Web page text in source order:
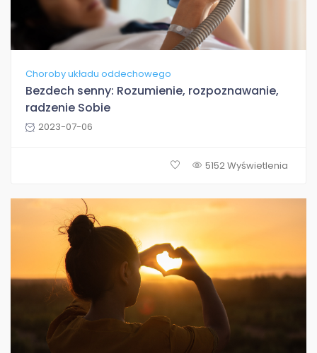
Choroby układu oddechowego
Bezdech senny: Rozumienie, rozpoznawanie,
radzenie Sobie
2023-07-06
5152 Wyświetlenia